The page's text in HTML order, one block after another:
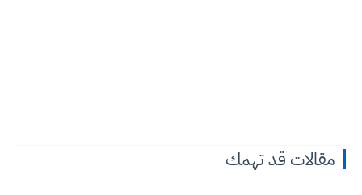
مقالات قد تهمك